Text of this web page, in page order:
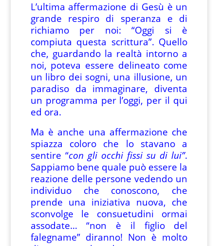
L’ultima affermazione di Gesù è un
grande respiro di speranza e di
richiamo per noi: “Oggi si è
compiuta questa scrittura”. Quello
che, guardando la realtà intorno a
noi, poteva essere delineato come
un libro dei sogni, una illusione, un
paradiso da immaginare, diventa
un programma per l’oggi, per il qui
ed ora.
Ma è anche una affermazione che
spiazza coloro che lo stavano a
sentire “con gli occhi fissi su di lui”.
Sappiamo bene quale può essere la
reazione delle persone vedendo un
individuo che conoscono, che
prende una iniziativa nuova, che
sconvolge le consuetudini ormai
assodate… “non è il figlio del
falegname” diranno! Non è molto